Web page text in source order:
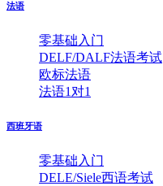
法语
零基础入门
DELF/DALF法语考试
欧标法语
法语1对1
西班牙语
零基础入门
DELE/Siele西语考试